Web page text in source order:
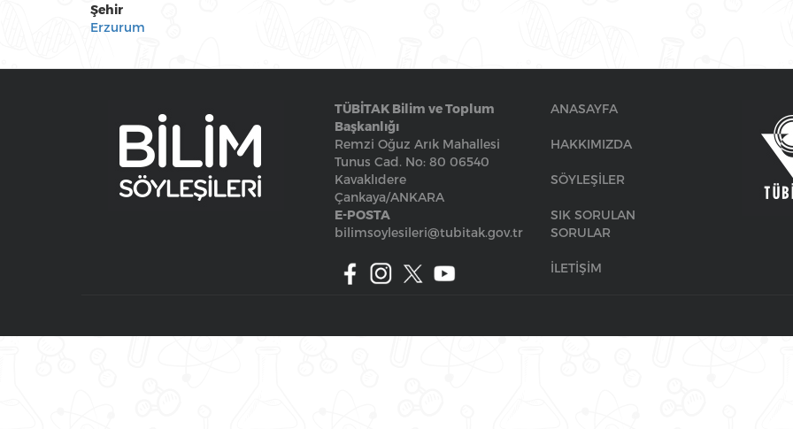
Şehir
Erzurum
TÜBİTAK Bilim ve Toplum
Başkanlığı
Remzi Oğuz Arık Mahallesi
Tunus Cad. No: 80 06540
Kavaklıdere
Çankaya/ANKARA
E-POSTA
bilimsoylesileri@tubitak.gov.tr
ANASAYFA
HAKKIMIZDA
SÖYLEŞİLER
SIK SORULAN
SORULAR
İLETİŞİM